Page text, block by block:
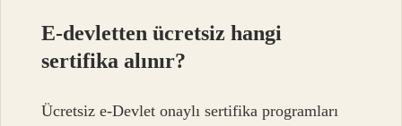
E-devletten ücretsiz hangi
sertifika alınır?
Ücretsiz e-Devlet onaylı sertifika programları